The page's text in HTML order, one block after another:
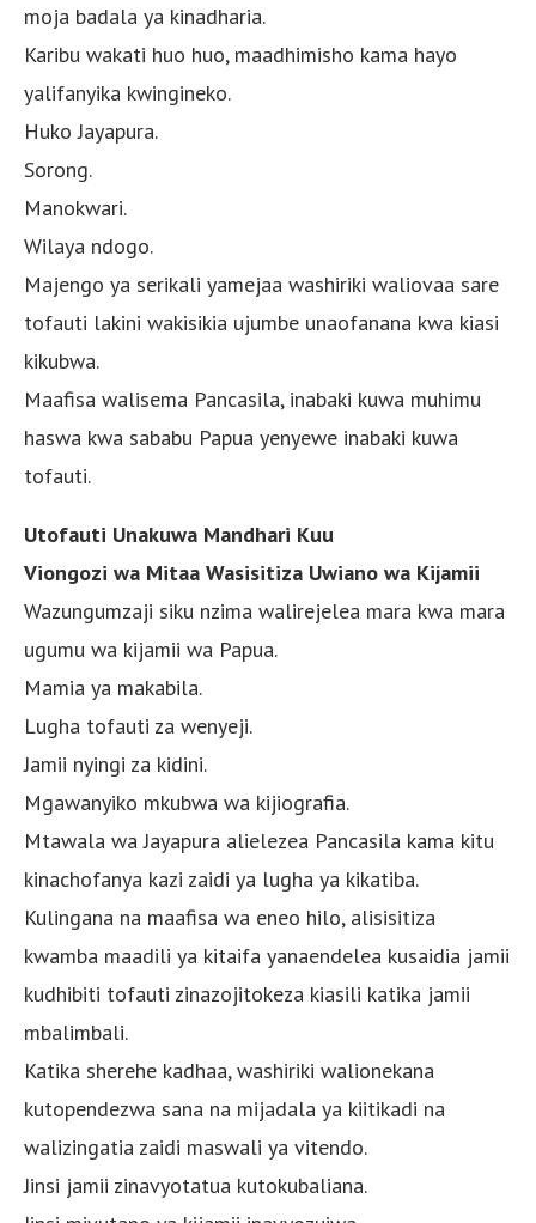
moja badala ya kinadharia.
Karibu wakati huo huo, maadhimisho kama hayo
yalifanyika kwingineko.
Huko Jayapura.
Sorong.
Manokwari.
Wilaya ndogo.
Majengo ya serikali yamejaa washiriki waliovaa sare
tofauti lakini wakisikia ujumbe unaofanana kwa kiasi
kikubwa.
Maafisa walisema Pancasila, inabaki kuwa muhimu
haswa kwa sababu Papua yenyewe inabaki kuwa
tofauti.
Utofauti Unakuwa Mandhari Kuu
Viongozi wa Mitaa Wasisitiza Uwiano wa Kijamii
Wazungumzaji siku nzima walirejelea mara kwa mara
ugumu wa kijamii wa Papua.
Mamia ya makabila.
Lugha tofauti za wenyeji.
Jamii nyingi za kidini.
Mgawanyiko mkubwa wa kijiografia.
Mtawala wa Jayapura alielezea Pancasila kama kitu
kinachofanya kazi zaidi ya lugha ya kikatiba.
Kulingana na maafisa wa eneo hilo, alisisitiza
kwamba maadili ya kitaifa yanaendelea kusaidia jamii
kudhibiti tofauti zinazojitokeza kiasili katika jamii
mbalimbali.
Katika sherehe kadhaa, washiriki walionekana
kutopendezwa sana na mijadala ya kiitikadi na
walizingatia zaidi maswali ya vitendo.
Jinsi jamii zinavyotatua kutokubaliana.